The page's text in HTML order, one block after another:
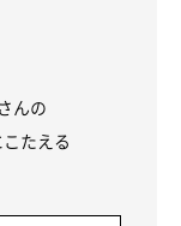
んの
たえる